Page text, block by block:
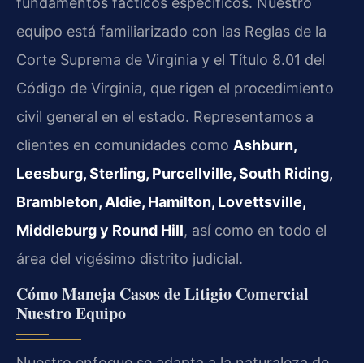
equipo está familiarizado con las Reglas de la
Corte Suprema de Virginia y el Título 8.01 del
Código de Virginia, que rigen el procedimiento
civil general en el estado. Representamos a
clientes en comunidades como Ashburn,
Leesburg, Sterling, Purcellville, South Riding,
Brambleton, Aldie, Hamilton, Lovettsville,
Middleburg y Round Hill, así como en todo el
área del vigésimo distrito judicial.
Cómo Maneja Casos de Litigio Comercial
Nuestro Equipo